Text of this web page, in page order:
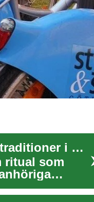
Begravning: En guide till ceremonier och traditioner i Sverige
ritual som